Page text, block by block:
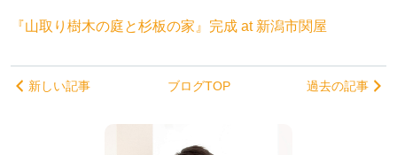
『山取り樹木の庭と杉板の家』完成 at 新潟市関屋
新しい記事 ブログTOP 過去の記事